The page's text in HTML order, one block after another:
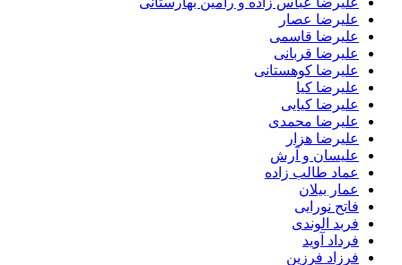
علیرضا عصار
علیرضا قاسمی
علیرضا قربانی
علیرضا کوهستانی
علیرضا کیا
علیرضا کیایی
علیرضا محمدی
علیرضا هزار
علیسان و آرش
عماد طالب زاده
عمار بیلان
فاتح نورایی
فربد الوندی
فرداد آوید
فرزاد فرزین